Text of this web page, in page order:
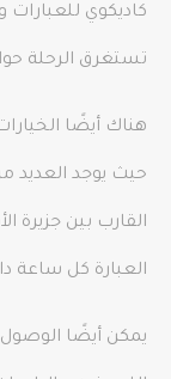
كاديكوي للعبارات
تستغرق الرحلة حوالي 90
هناك أيضًا
حيث يوجد العديد
القارب بين جزيرة
العبارة كل ساعة
يمكن أيضًا الوصول